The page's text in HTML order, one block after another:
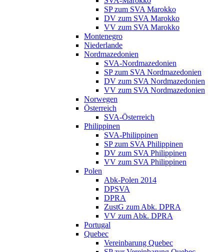
SP zum SVA Marokko
DV zum SVA Marokko
VV zum SVA Marokko
Montenegro
Niederlande
Nordmazedonien
SVA-Nordmazedonien
SP zum SVA Nordmazedonien
DV zum SVA Nordmazedonien
VV zum SVA Nordmazedonien
Norwegen
Österreich
SVA-Österreich
Philippinen
SVA-Philippinen
SP zum SVA Philippinen
DV zum SVA Philippinen
VV zum SVA Philippinen
Polen
Abk-Polen 2014
DPSVA
DPRA
ZustG zum Abk. DPRA
VV zum Abk. DPRA
Portugal
Quebec
Vereinbarung Quebec